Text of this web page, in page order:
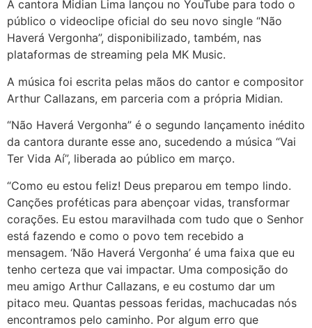
A cantora Midian Lima lançou no YouTube para todo o
público o videoclipe oficial do seu novo single “Não
Haverá Vergonha”, disponibilizado, também, nas
plataformas de streaming pela MK Music.
A música foi escrita pelas mãos do cantor e compositor
Arthur Callazans, em parceria com a própria Midian.
“Não Haverá Vergonha” é o segundo lançamento inédito
da cantora durante esse ano, sucedendo a música “Vai
Ter Vida Aí”, liberada ao público em março.
“Como eu estou feliz! Deus preparou em tempo lindo.
Canções proféticas para abençoar vidas, transformar
corações. Eu estou maravilhada com tudo que o Senhor
está fazendo e como o povo tem recebido a
mensagem. ‘Não Haverá Vergonha’ é uma faixa que eu
tenho certeza que vai impactar. Uma composição do
meu amigo Arthur Callazans, e eu costumo dar um
pitaco meu. Quantas pessoas feridas, machucadas nós
encontramos pelo caminho. Por algum erro que